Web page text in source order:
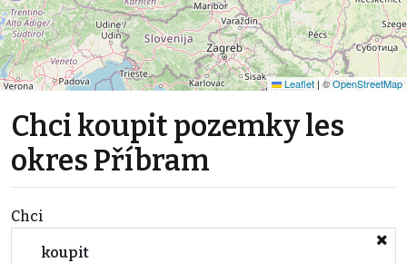
Leaflet | ©OpenStreetMap
Chci koupit pozemky les
okres Příbram
Chci
koupit